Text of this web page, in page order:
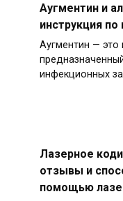
Аугментин и
инструкция
Аугментин — это
инфекционных
Лазерное
отзывы и
помощью